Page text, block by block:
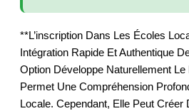
**L’inscription Dans Les Écoles
Intégration Rapide Et Authentique
Option Développe Naturellement
Permet Une Compréhension
Locale. Cependant, Elle Peut Créer